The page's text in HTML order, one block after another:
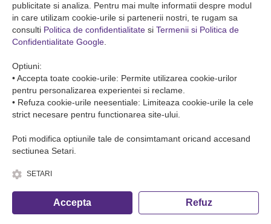
Fa o rezervare telefonica
Condiții de Transport
Condițiile de transport colete
Condițiile de transport persone
© Copyright 2026 Romfour-Tur S.R.L. J22/2961/2018
publicitate si analiza. Pentru mai multe informatii despre modul
in care utilizam cookie-urile si partenerii nostri, te rugam sa
consulti Politica de confidentialitate si Termenii si Politica de
Confidentialitate Google
Optiuni:
• Accepta toate cookie-urile: Permite utilizarea cookie-urilor
pentru personalizarea experientei si reclame.
• Refuza cookie-urile neesentiale: Limiteaza cookie-urile la cele
strict necesare pentru functionarea site-ului.
Poti modifica optiunile tale de consimtamant oricand accesand
sectiunea Setari.
SETARI
Accepta Refuz